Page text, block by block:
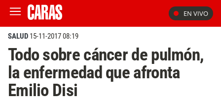
EN VIVO
SALUD 15-11-2017 08:19
Todo sobre cáncer de pulmón,
la enfermedad que afronta
Emilio Disi